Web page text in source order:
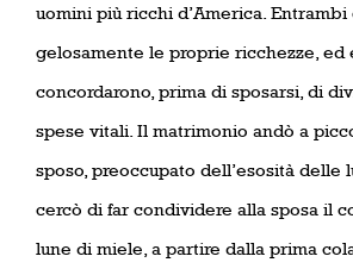
uomini più ricchi d’America.
gelosamente le proprie ricchezze, ed
concordarono, prima di sposarsi, di
spese vitali. Il matrimonio andò a
sposo, preoccupato dell’esosità delle
cercò di far condividere alla sposa il
lune di miele, a partire dalla prima